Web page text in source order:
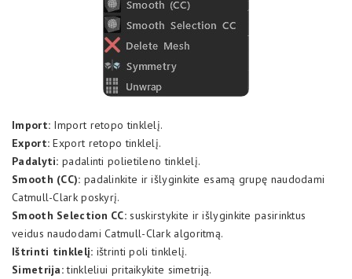
Import: Import retopo tinklelį.
Export: Export retopo tinklelį.
Padalyti: padalinti polietileno tinklelį.
Smooth (CC): padalinkite ir išlyginkite esamą grupę naudodami
Catmull-Clark poskyrį.
Smooth Selection CC: suskirstykite ir išlyginkite pasirinktus
veidus naudodami Catmull-Clark algoritmą.
Ištrinti tinklelį: ištrinti poli tinklelį.
Simetrija:tinkleliui pritaikykite simetriją.